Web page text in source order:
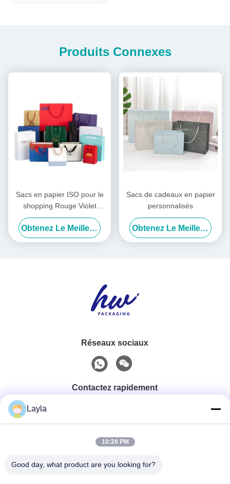
Produits Connexes
Sacs en papier ISO pour le
shopping Rouge Violet
Vêtements Sacs de
shopping Logo Personnalisé
Obtenez Le Meilleur Prix
Sacs de cadeaux en papier
personnalisés
Obtenez Le Meilleur Prix
Réseaux sociaux
Contactez rapidement
0086-18688885859
Email
Layla
10:28 PM
Good day, what product are you looking for?